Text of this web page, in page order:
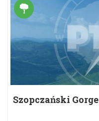
Szopczański Gorge